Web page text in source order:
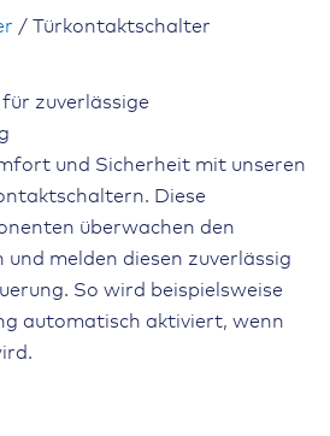
/ Türkontaktschalter
zuverlässige
und Sicherheit mit unseren
Diese
überwachen den
und melden diesen zuverlässig
So wird beispielsweise
automatisch aktiviert, wenn